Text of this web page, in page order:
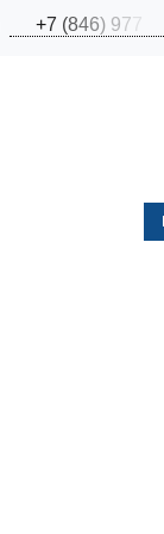
+7 (846) 977